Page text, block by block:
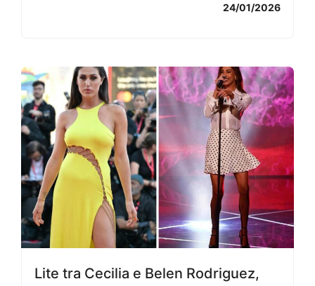
24/01/2026
Lite tra Cecilia e Belen Rodriguez,